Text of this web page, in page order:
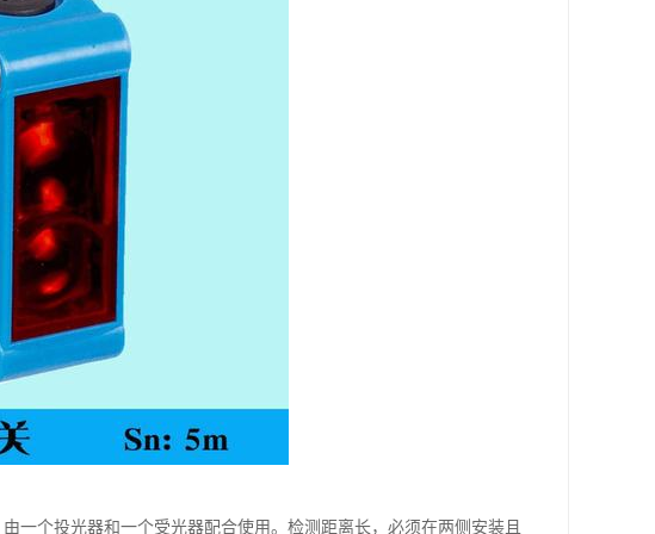
一个投光器和一个受光器配合使用。检测距离长，必须在两侧安装且